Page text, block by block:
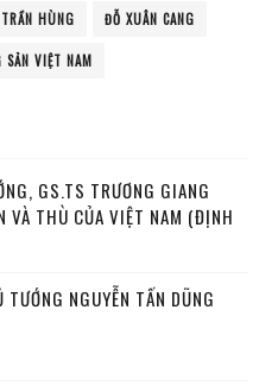
TRẦN HÙNG ĐỖ XUÂN CANG
SẢN VIỆT NAM
GS.TS TRƯƠNG GIANG
VÀ THÙ CỦA VIỆT NAM (ĐỊNH
TƯỚNG NGUYỄN TẤN DŨNG